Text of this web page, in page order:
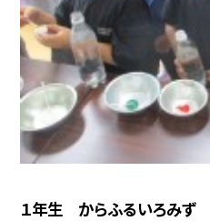
１年生 からふるいろみず